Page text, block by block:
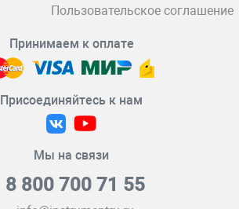
Пользовательское соглашение
Принимаем к оплате
Присоединяйтесь к нам
Мы на связи
8 800 700 71 55